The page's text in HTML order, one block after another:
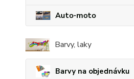
Auto-moto
Barvy, laky
Barvy na objednávku